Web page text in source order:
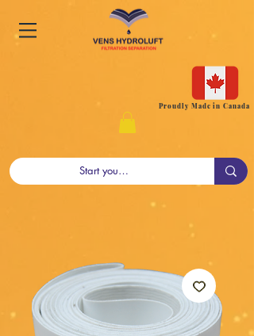
Proudly Made in Canada